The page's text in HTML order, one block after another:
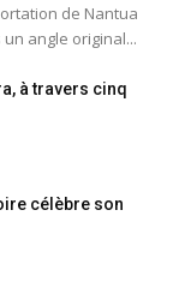
de Nantua
angle original...
à travers cinq
célèbre son